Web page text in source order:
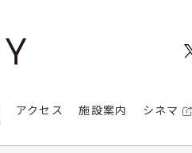
アクセス 施設案内 シネマ